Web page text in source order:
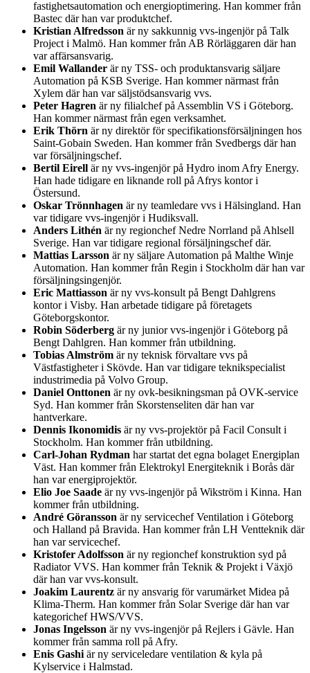
fastighetsautomation och energioptimering. Han kommer från
Bastec där han var produktchef.
Kristian Alfredsson är ny sakkunnig vvs-ingenjör på Talk
Project i Malmö. Han kommer från AB Rörläggaren där han
var affärsansvarig.
Emil Wallander är ny TSS- och produktansvarig säljare
Automation på KSB Sverige. Han kommer närmast från
Xylem där han var säljstödsansvarig vvs.
Peter Hagren är ny filialchef på Assemblin VS i Göteborg.
Han kommer närmast från egen verksamhet.
Erik Thörn är ny direktör för specifikationsförsäljningen hos
Saint-Gobain Sweden. Han kommer från Svedbergs där han
var försäljningschef.
Bertil Eirell är ny vvs-ingenjör på Hydro inom Afry Energy.
Han hade tidigare en liknande roll på Afrys kontor i
Östersund.
Oskar Trönnhagen är ny teamledare vvs i Hälsingland. Han
var tidigare vvs-ingenjör i Hudiksvall.
Anders Lithén är ny regionchef Nedre Norrland på Ahlsell
Sverige. Han var tidigare regional försäljningschef där.
Mattias Larsson är ny säljare Automation på Malthe Winje
Automation. Han kommer från Regin i Stockholm där han var
försäljningsingenjör.
Eric Mattiasson är ny vvs-konsult på Bengt Dahlgrens
kontor i Visby. Han arbetade tidigare på företagets
Göteborgskontor.
Robin Söderberg är ny junior vvs-ingenjör i Göteborg på
Bengt Dahlgren. Han kommer från utbildning.
Tobias Almström är ny teknisk förvaltare vvs på
Västfastigheter i Skövde. Han var tidigare teknikspecialist
industrimedia på Volvo Group.
Daniel Onttonen är ny ovk-besikningsman på OVK-service
Syd. Han kommer från Skorstenseliten där han var
hantverkare.
Dennis Ikonomidis är ny vvs-projektör på Facil Consult i
Stockholm. Han kommer från utbildning.
Carl-Johan Rydman har startat det egna bolaget Energiplan
Väst. Han kommer från Elektrokyl Energiteknik i Borås där
han var energiprojektör.
Elio Joe Saade är ny vvs-ingenjör på Wikström i Kinna. Han
kommer från utbildning.
André Göransson är ny servicechef Ventilation i Göteborg
och Halland på Bravida. Han kommer från LH Ventteknik där
han var servicechef.
Kristofer Adolfsson är ny regionchef konstruktion syd på
Radiator VVS. Han kommer från Teknik & Projekt i Växjö
där han var vvs-konsult.
Joakim Laurentz är ny ansvarig för varumärket Midea på
Klima-Therm. Han kommer från Solar Sverige där han var
kategorichef HWS/VVS.
Jonas Ingelsson är ny vvs-ingenjör på Rejlers i Gävle. Han
kommer från samma roll på Afry.
Enis Gashi är ny serviceledare ventilation & kyla på
Kylservice i Halmstad.